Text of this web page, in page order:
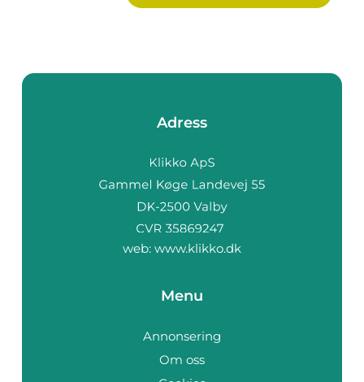
Adress
web: www.klikko.dk
Menu
Annonsering
Om oss